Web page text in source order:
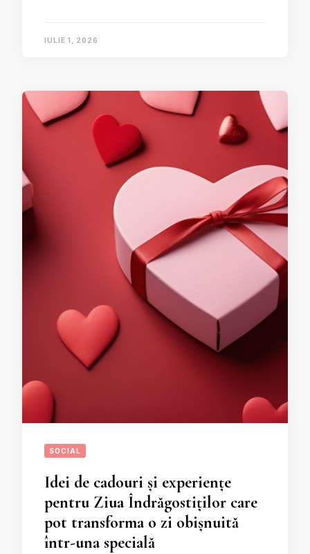
IULIE 1, 2026
SOCIAL
Idei de cadouri și experiențe
pentru Ziua Îndrăgostiților care
pot transforma o zi obișnuită
într-una specială